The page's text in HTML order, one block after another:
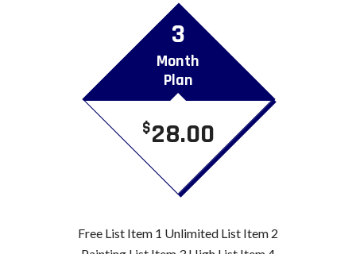
3
Month
Plan
$28.00
Free List Item 1 Unlimited List Item 2